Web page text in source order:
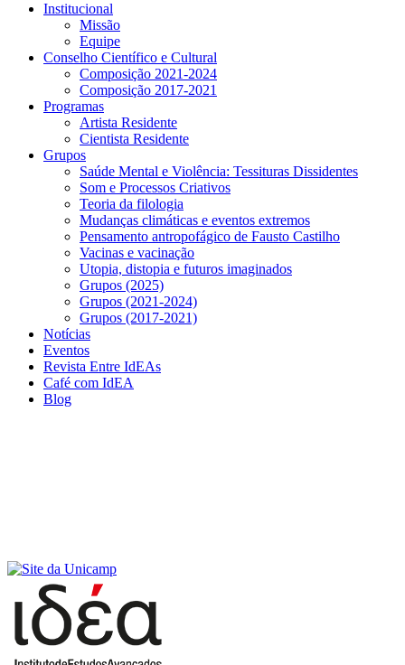
Institucional
Missão
Equipe
Conselho Científico e Cultural
Composição 2021-2024
Composição 2017-2021
Programas
Artista Residente
Cientista Residente
Grupos
Saúde Mental e Violência: Tessituras Dissidentes
Som e Processos Criativos
Teoria da filologia
Mudanças climáticas e eventos extremos
Pensamento antropofágico de Fausto Castilho
Vacinas e vacinação
Utopia, distopia e futuros imaginados
Grupos (2025)
Grupos (2021-2024)
Grupos (2017-2021)
Notícias
Eventos
Revista Entre IdEAs
Café com IdEA
Blog